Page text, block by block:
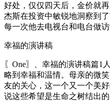
好处，仅仅四天后，金价就
杰斯在投资中敏锐地洞察到
每一次他去电视台和电台做
幸福的演讲稿
〖One〗、幸福的演讲稿篇1
略到幸福和温情。母亲的微
友的关心，这一个又一个美
说这些希望是生命之树结出